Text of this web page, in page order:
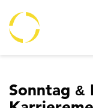
Sonntag &